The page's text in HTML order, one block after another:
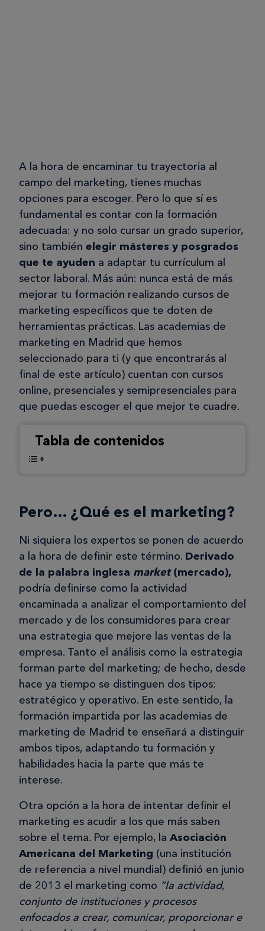
A la hora de encaminar tu trayectoria al
campo del marketing, tienes muchas
opciones para escoger. Pero lo que sí es
fundamental es contar con la formación
adecuada: y no solo cursar un grado superior,
sino también elegir másteres y posgrados
que te ayuden a adaptar tu currículum al
sector laboral. Más aún: nunca está de más
mejorar tu formación realizando cursos de
marketing específicos que te doten de
herramientas prácticas. Las academias de
marketing en Madrid que hemos
seleccionado para ti (y que encontrarás al
final de este artículo) cuentan con cursos
online, presenciales y semipresenciales para
que puedas escoger el que mejor te cuadre.
Tabla de contenidos
Pero… ¿Qué es el marketing?
Ni siquiera los expertos se ponen de acuerdo
a la hora de definir este término. Derivado
de la palabra inglesa market(mercado),
podría definirse como la actividad
encaminada a analizar el comportamiento del
mercado y de los consumidores para crear
una estrategia que mejore las ventas de la
empresa. Tanto el análisis como la estrategia
forman parte del marketing; de hecho, desde
hace ya tiempo se distinguen dos tipos:
estratégico y operativo. En este sentido, la
formación impartida por las academias de
marketing de Madrid te enseñará a distinguir
ambos tipos, adaptando tu formación y
habilidades hacia la parte que más te
interese.
Otra opción a la hora de intentar definir el
marketing es acudir a los que más saben
sobre el tema. Por ejemplo, la Asociación
Americana del Marketing (una institución
de referencia a nivel mundial) definió en junio
de 2013 el marketing como “la actividad,
conjunto de instituciones y procesos
enfocados a crear, comunicar, proporcionar e